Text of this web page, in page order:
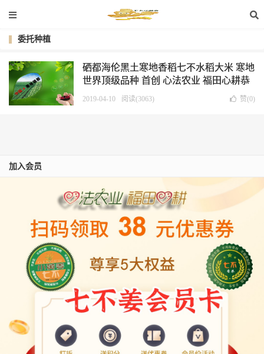
委托种植
硒都海伦黑土寒地香稻七不水稻大米 寒地
世界顶级品种 首创 心法农业 福田心耕恭
2019-04-10 阅读(3063) 赞(0)
加入会员